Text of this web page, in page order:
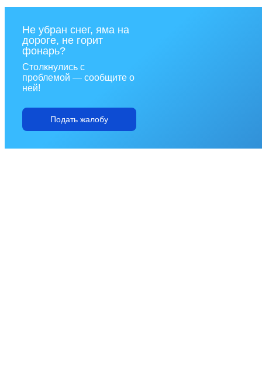
Не убран снег, яма на
дороге, не горит
фонарь?
Столкнулись с
проблемой — сообщите о
ней!
Подать жалобу